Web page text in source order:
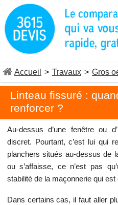
Accueil > Travaux > Gros
Linteau fissuré :
renforcer ?
Au-dessus d’une fenêtre ou
discret. Pourtant, c’est lui qui
planchers situés au-dessus de
ou s’affaisse, ce n’est pas
stabilité de la maçonnerie qui est
Dans certains cas, il faut aller